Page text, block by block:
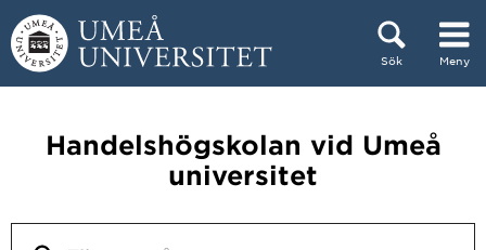
Hoppa direkt till innehållet
Sök Meny
Handelshögskolan vid Umeå
universitet